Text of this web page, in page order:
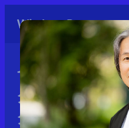
1-1-18：ウェ
グ、エコシス
グ、SMSマー